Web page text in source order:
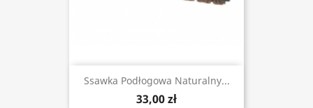
Ssawka Podłogowa Naturalny...
33,00 zł